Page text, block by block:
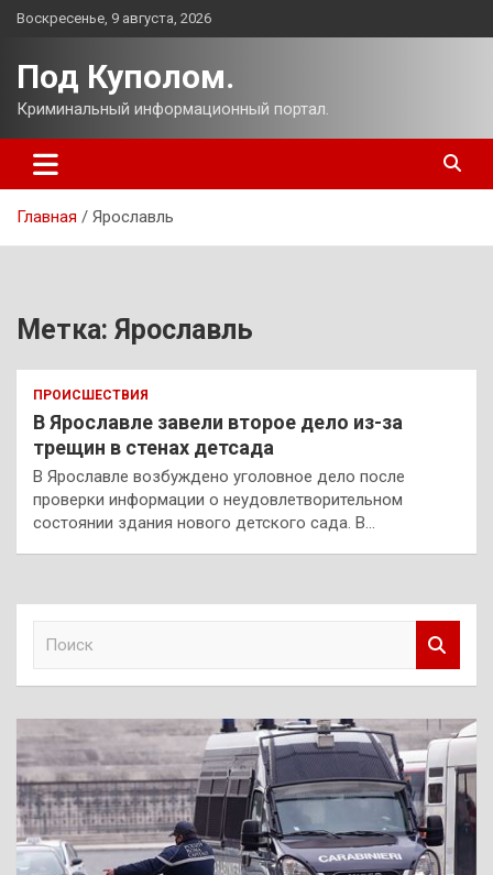
Перейти
Воскресенье, 9 августа, 2026
Под Куполом.
Криминальный информационный портал.
Главная Ярославль
Метка: Ярославль
ПРОИСШЕСТВИЯ
В Ярославле завели второе дело из-за
трещин в стенах детсада
В Ярославле возбуждено уголовное дело после
проверки информации о неудовлетворительном
состоянии здания нового детского сада. В…
к